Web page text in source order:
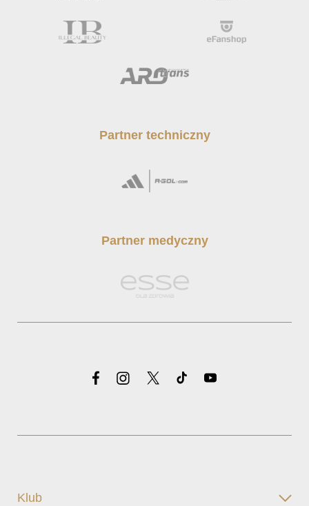
Partner techniczny
Partner medyczny
Klub